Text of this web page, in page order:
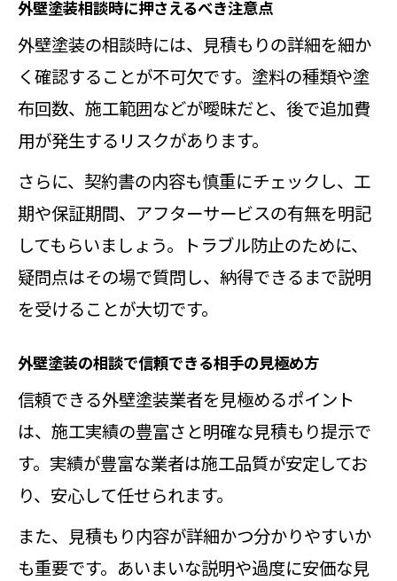
を把握
外壁塗装の相談で保証内容をしっか
り確認
外壁塗装相談で追加費用のリスクを
回避する方法
信頼できる外壁塗装相談先を活用する
外壁塗装相談で信頼できる相談先の
見つけ方
外壁塗装相談センターのレビュー活
外壁塗装相談で安心できる第三者の
存在とは
外壁塗装相談を効果的に活かす実践
ポイント
外壁塗装相談時に全国的な窓口を使
うコツ
外壁塗装相談時に押さえるべき注意点
外壁塗装の相談時には、見積もりの詳細を細か
く確認することが不可欠です。塗料の種類や塗
布回数、施工範囲などが曖昧だと、後で追加費
用が発生するリスクがあります。
さらに、契約書の内容も慎重にチェックし、工
期や保証期間、アフターサービスの有無を明記
してもらいましょう。トラブル防止のために、
疑問点はその場で質問し、納得できるまで説明
を受けることが大切です。
外壁塗装の相談で信頼できる相手の見極め方
信頼できる外壁塗装業者を見極めるポイント
は、施工実績の豊富さと明確な見積もり提示で
す。実績が豊富な業者は施工品質が安定してお
り、安心して任せられます。
また、見積もり内容が詳細かつ分かりやすいか
も重要です。あいまいな説明や過度に安価な見